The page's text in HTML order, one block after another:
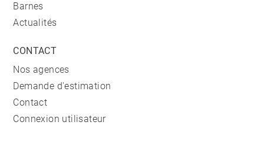
Barnes
Actualités
CONTACT
Nos agences
Demande d'estimation
Contact
Connexion utilisateur